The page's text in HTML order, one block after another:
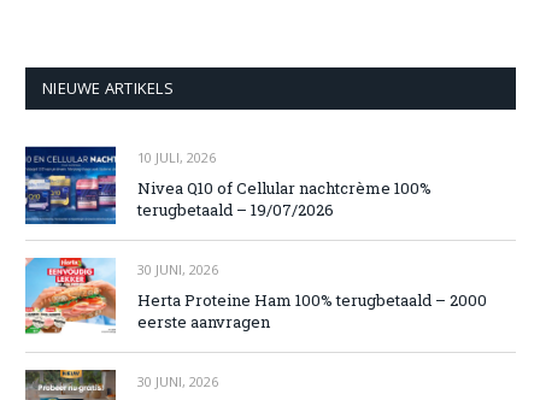
NIEUWE ARTIKELS
10 JULI, 2026
Nivea Q10 of Cellular nachtcrème 100%
terugbetaald – 19/07/2026
30 JUNI, 2026
Herta Proteine Ham 100% terugbetaald – 2000
eerste aanvragen
30 JUNI, 2026